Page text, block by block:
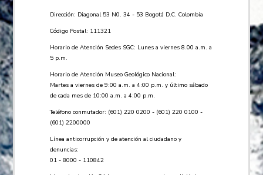
Dirección: Diagonal 53 N0. 34 - 53 Bogotá D.C. Colombia
Código Postal: 111321
Horario de Atención Sedes SGC: Lunes a viernes 8.00 a.m. a
5 p.m.
Horario de Atención Museo Geológico Nacional:
Martes a viernes de 9:00 a.m. a 4:00 p.m. y último sábado
de cada mes de 10:00 a.m. a 4:00 p.m.
Teléfono conmutador: (601) 220 0200 - (601) 220 0100 -
(601) 2200000
Línea anticorrupción y de atención al ciudadano y
denuncias:
01 - 8000 - 110842